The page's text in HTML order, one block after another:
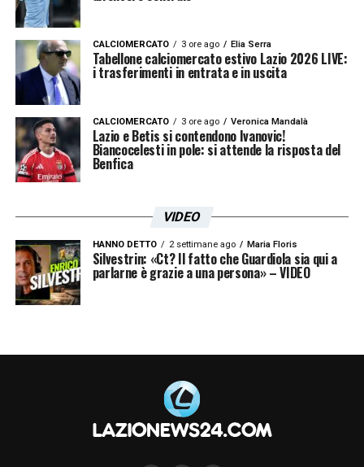
CALCIOMERCATO 3 ore ago Elia Serra
Tabellone calciomercato estivo Lazio 2026 LIVE:
i trasferimenti in entrata e in uscita
CALCIOMERCATO 3 ore ago Veronica Mandalà
Lazio e Betis si contendono Ivanovic!
Biancocelesti in pole: si attende la risposta del
Benfica
VIDEO
HANNO DETTO 2 settimane ago Maria Floris
Silvestrin: «Ct? Il fatto che Guardiola sia qui a
parlarne è grazie a una persona» – VIDEO